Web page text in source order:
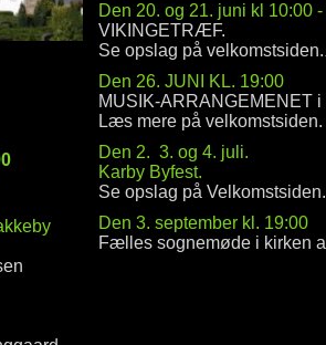
Den 20. og 21. juni kl 10:00
VIKINGETRÆF.
Se opslag på velkomstsiden..
Den 26. JUNI KL. 19:00
MUSIK-ARRANGEMENET
Læs mere på velkomstsiden.
Den 2. 3. og 4. juli.
Karby Byfest.
Se opslag på Velkomstsiden.
Den 3. september kl. 19:00
Fælles sognemøde i kirken